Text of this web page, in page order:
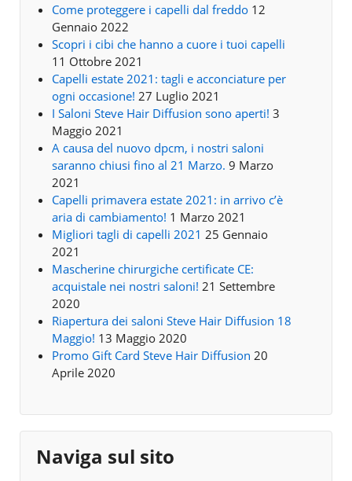
Come proteggere i capelli dal freddo 12
Gennaio 2022
Scopri i cibi che hanno a cuore i tuoi capelli
11 Ottobre 2021
Capelli estate 2021: tagli e acconciature per
ogni occasione! 27 Luglio 2021
I Saloni Steve Hair Diffusion sono aperti! 3
Maggio 2021
A causa del nuovo dpcm, i nostri saloni
saranno chiusi fino al 21 Marzo. 9 Marzo
2021
Capelli primavera estate 2021: in arrivo c’è
aria di cambiamento! 1 Marzo 2021
Migliori tagli di capelli 2021 25 Gennaio
2021
Mascherine chirurgiche certificate CE:
acquistale nei nostri saloni! 21 Settembre
2020
Riapertura dei saloni Steve Hair Diffusion 18
Maggio! 13 Maggio 2020
Promo Gift Card Steve Hair Diffusion 20
Aprile 2020
Naviga sul sito